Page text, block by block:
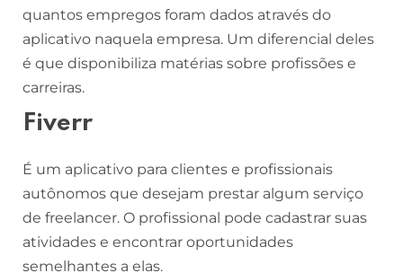
quantos empregos foram dados através do
aplicativo naquela empresa. Um diferencial deles
é que disponibiliza matérias sobre profissões e
carreiras.
Fiverr
É um aplicativo para clientes e profissionais
autônomos que desejam prestar algum serviço
de freelancer. O profissional pode cadastrar suas
atividades e encontrar oportunidades
semelhantes a elas.